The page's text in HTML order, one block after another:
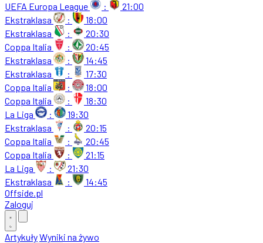
UEFA Europa League
:
21:00
Ekstraklasa
:
18:00
Ekstraklasa
:
20:30
Coppa Italia
:
20:45
Ekstraklasa
:
14:45
Ekstraklasa
:
17:30
Coppa Italia
:
18:00
Coppa Italia
:
18:30
La Liga
:
19:30
Ekstraklasa
:
20:15
Coppa Italia
:
20:45
Coppa Italia
:
21:15
La Liga
:
21:30
Ekstraklasa
:
14:45
Offside.pl
Zaloguj
ArtykułyWyniki na żywo